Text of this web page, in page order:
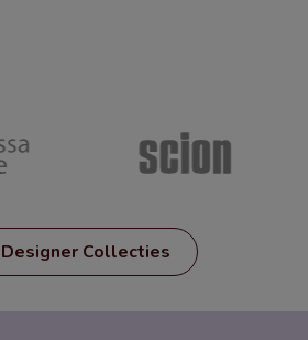
Collecties